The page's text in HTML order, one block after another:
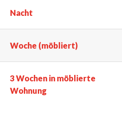
Nacht
Woche (möbliert)
3 Wochen in möblierte
Wohnung